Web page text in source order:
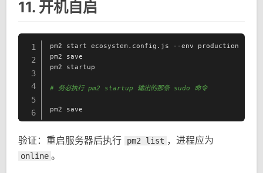
11. 开机自启
1
2
3
4
5
6
pm2 start ecosystem.config.js --env production
pm2 save
pm2 startup
# 务必执行 pm2 startup 输出的那条 sudo 命令
pm2 save
验证：重启服务器后执行 pm2 list ，进程应为
online 。